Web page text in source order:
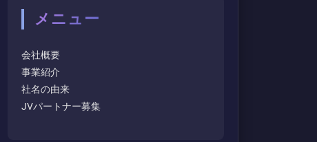
メニュー
会社概要
事業紹介
社名の由来
JVパートナー募集